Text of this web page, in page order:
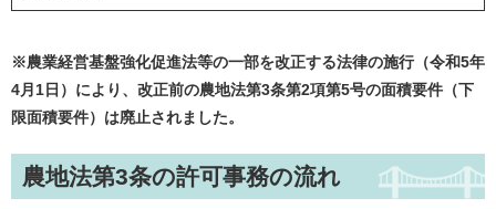
※農業経営基盤強化促進法等の一部を改正する法律の施行（令和5年
4月1日）により、改正前の農地法第3条第2項第5号の面積要件（下
限面積要件）は廃止されました。
農地法第3条の許可事務の流れ